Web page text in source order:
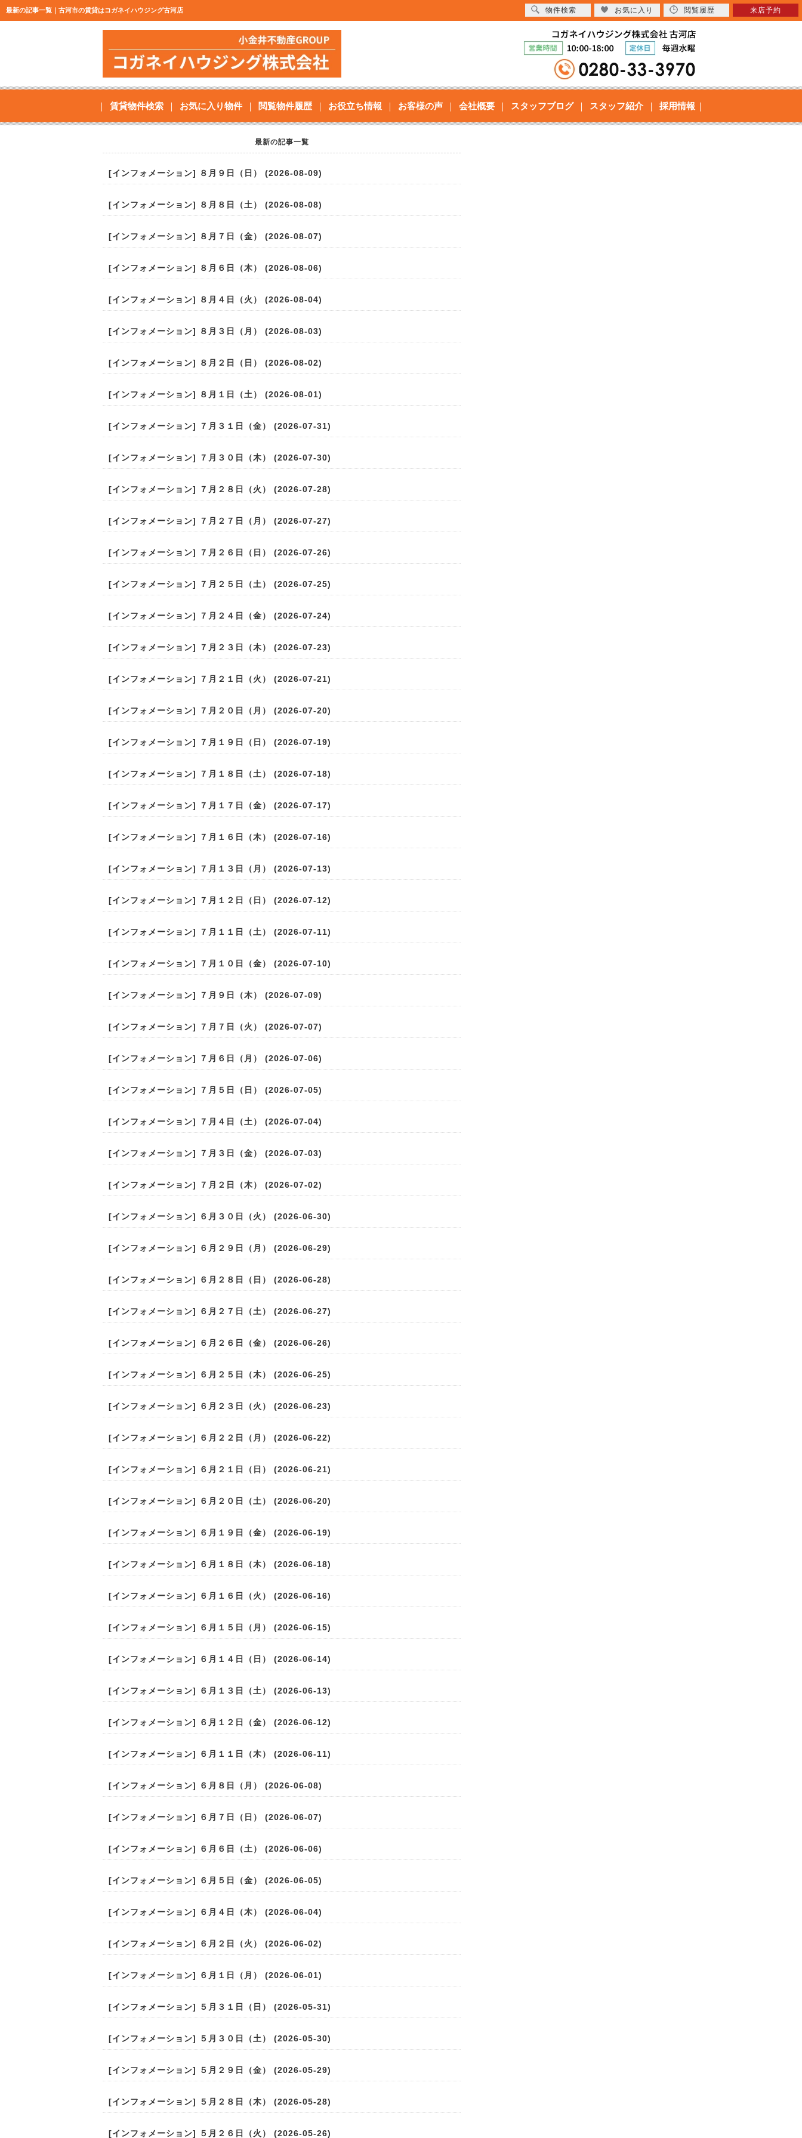
最新の記事一覧｜古河市の賃貸はコガネイハウジング古河店
賃貸物件検索 お気に入り物件 閲覧物件履歴 お役立ち情報 お客様の声 会社概要 スタッフブログ スタッフ紹介 採用情報
最新の記事一覧
[インフォメーション] ８月９日（日） (2026-08-09)
[インフォメーション] ８月８日（土） (2026-08-08)
[インフォメーション] ８月７日（金） (2026-08-07)
[インフォメーション] ８月６日（木） (2026-08-06)
[インフォメーション] ８月４日（火） (2026-08-04)
[インフォメーション] ８月３日（月） (2026-08-03)
[インフォメーション] ８月２日（日） (2026-08-02)
[インフォメーション] ８月１日（土） (2026-08-01)
[インフォメーション] ７月３１日（金） (2026-07-31)
[インフォメーション] ７月３０日（木） (2026-07-30)
[インフォメーション] ７月２８日（火） (2026-07-28)
[インフォメーション] ７月２７日（月） (2026-07-27)
[インフォメーション] ７月２６日（日） (2026-07-26)
[インフォメーション] ７月２５日（土） (2026-07-25)
[インフォメーション] ７月２４日（金） (2026-07-24)
[インフォメーション] ７月２３日（木） (2026-07-23)
[インフォメーション] ７月２１日（火） (2026-07-21)
[インフォメーション] ７月２０日（月） (2026-07-20)
[インフォメーション] ７月１９日（日） (2026-07-19)
[インフォメーション] ７月１８日（土） (2026-07-18)
[インフォメーション] ７月１７日（金） (2026-07-17)
[インフォメーション] ７月１６日（木） (2026-07-16)
[インフォメーション] ７月１３日（月） (2026-07-13)
[インフォメーション] ７月１２日（日） (2026-07-12)
[インフォメーション] ７月１１日（土） (2026-07-11)
[インフォメーション] ７月１０日（金） (2026-07-10)
[インフォメーション] ７月９日（木） (2026-07-09)
[インフォメーション] ７月７日（火） (2026-07-07)
[インフォメーション] ７月６日（月） (2026-07-06)
[インフォメーション] ７月５日（日） (2026-07-05)
[インフォメーション] ７月４日（土） (2026-07-04)
[インフォメーション] ７月３日（金） (2026-07-03)
[インフォメーション] ７月２日（木） (2026-07-02)
[インフォメーション] ６月３０日（火） (2026-06-30)
[インフォメーション] ６月２９日（月） (2026-06-29)
[インフォメーション] ６月２８日（日） (2026-06-28)
[インフォメーション] ６月２７日（土） (2026-06-27)
[インフォメーション] ６月２６日（金） (2026-06-26)
[インフォメーション] ６月２５日（木） (2026-06-25)
[インフォメーション] ６月２３日（火） (2026-06-23)
[インフォメーション] ６月２２日（月） (2026-06-22)
[インフォメーション] ６月２１日（日） (2026-06-21)
[インフォメーション] ６月２０日（土） (2026-06-20)
[インフォメーション] ６月１９日（金） (2026-06-19)
[インフォメーション] ６月１８日（木） (2026-06-18)
[インフォメーション] ６月１６日（火） (2026-06-16)
[インフォメーション] ６月１５日（月） (2026-06-15)
[インフォメーション] ６月１４日（日） (2026-06-14)
[インフォメーション] ６月１３日（土） (2026-06-13)
[インフォメーション] ６月１２日（金） (2026-06-12)
[インフォメーション] ６月１１日（木） (2026-06-11)
[インフォメーション] ６月８日（月） (2026-06-08)
[インフォメーション] ６月７日（日） (2026-06-07)
[インフォメーション] ６月６日（土） (2026-06-06)
[インフォメーション] ６月５日（金） (2026-06-05)
[インフォメーション] ６月４日（木） (2026-06-04)
[インフォメーション] ６月２日（火） (2026-06-02)
[インフォメーション] ６月１日（月） (2026-06-01)
[インフォメーション] ５月３１日（日） (2026-05-31)
[インフォメーション] ５月３０日（土） (2026-05-30)
[インフォメーション] ５月２９日（金） (2026-05-29)
[インフォメーション] ５月２８日（木） (2026-05-28)
[インフォメーション] ５月２６日（火） (2026-05-26)
物件検索 お気に入り 閲覧履歴 来店予約